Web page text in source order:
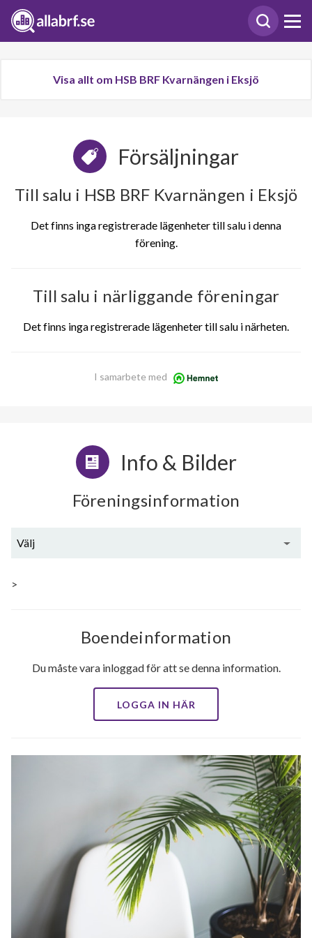
Visa allt om HSB BRF Kvarnängen i Eksjö
Försäljningar
Till salu i HSB BRF Kvarnängen i Eksjö
Det finns inga registrerade lägenheter till salu i denna
förening.
Till salu i närliggande föreningar
Det finns inga registrerade lägenheter till salu i närheten.
I samarbete med
Info & Bilder
Föreningsinformation
Välj
>
Boendeinformation
Du måste vara inloggad för att se denna information.
LOGGA IN HÄR